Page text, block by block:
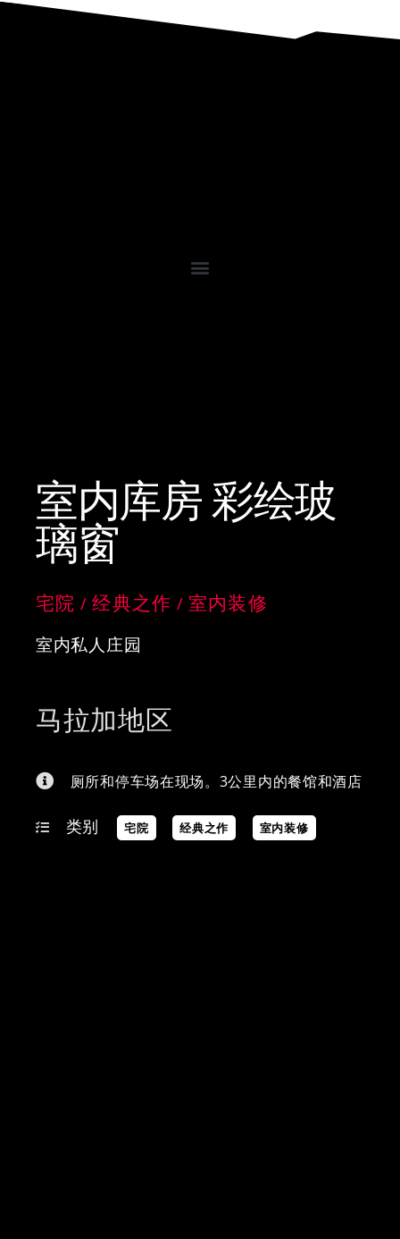
室内库房 彩绘玻
璃窗
宅院 /经典之作 / 室内装修
室内私人庄园
马拉加地区
厕所和停车场在现场。3公里内的餐馆和酒店
类别 宅院 经典之作 室内装修